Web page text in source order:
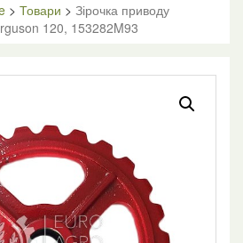
> Товари > Зірочка приводу
120, 153282M93